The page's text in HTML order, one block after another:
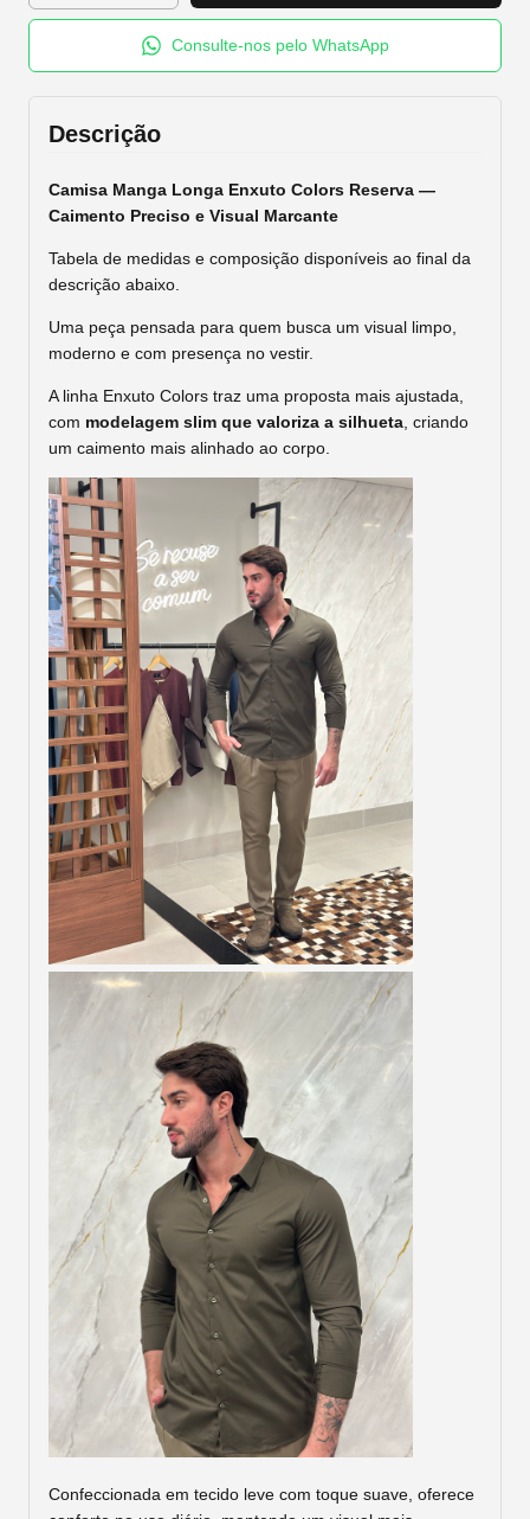
Consulte-nos pelo WhatsApp
Descrição
Camisa Manga Longa Enxuto Colors Reserva —
Caimento Preciso e Visual Marcante
Tabela de medidas e composição disponíveis ao final da
descrição abaixo.
Uma peça pensada para quem busca um visual limpo,
moderno e com presença no vestir.
A linha Enxuto Colors traz uma proposta mais ajustada,
com modelagem slim que valoriza a silhueta , criando
um caimento mais alinhado ao corpo.
Confeccionada em tecido leve com toque suave, oferece